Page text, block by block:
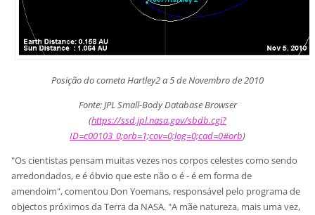
Posição do cometa Hartley2 a 5 de Novembro de 2010
Fonte: JPL Small-Body Database Browser
(https://ssd.jpl.nasa.gov/sbdb.cgi?
ID=c00103_0;orb=1;cov=0;log=0;cad=0#orb)
"Os cientistas pensam muitas vezes nos corpos celestes como sendo
arredondados, e é óbvio que este não o é - é em forma de
amendoim", comentou Don Yoemans, responsável pelo programa de
objectos próximos da Terra da NASA. "A mãe natureza, mais uma vez,